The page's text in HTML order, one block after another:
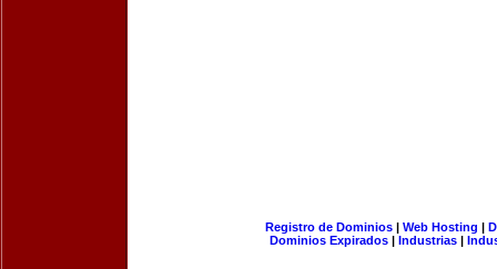
Registro de Dominios| Web Hosting |
Dominios Expirados | Industrias |